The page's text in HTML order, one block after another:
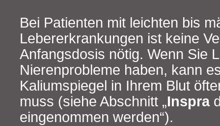
Bei Patienten mit leichten bis
Lebererkrankungen ist keine
Anfangsdosis nötig. Wenn Sie
Nierenprobleme haben, kann
Kaliumspiegel in Ihrem Blut
muss (siehe Abschnitt „Inspra
eingenommen werden“).